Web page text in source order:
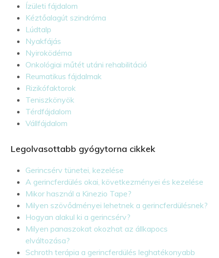
Ízületi fájdalom
Kéztőalagút szindróma
Lúdtalp
Nyakfájás
Nyiroködéma
Onkológiai műtét utáni rehabilitáció
Reumatikus fájdalmak
Rizikófaktorok
Teniszkönyök
Térdfájdalom
Vállfájdalom
Legolvasottabb gyógytorna cikkek
Gerincsérv tünetei, kezelése
A gerincferdülés okai, következményei és kezelése
Mikor használ a Kinezio Tape?
Milyen szövődményei lehetnek a gerincferdülésnek?
Hogyan alakul ki a gerincsérv?
Milyen panaszokat okozhat az állkapocs
elváltozása?
Schroth terápia a gerincferdülés leghatékonyabb